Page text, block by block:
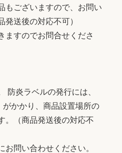
もございますので、お問い
発送後の対応不可）
ますのでお問合せくださ
防炎ラベルの発行には、
がかかり、商品設置場所の
。（商品発送後の対応不
お問い合わせください。